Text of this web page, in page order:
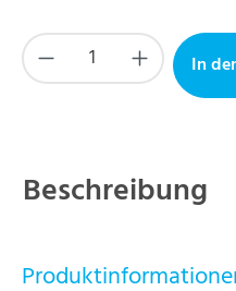
Produkt Anzahl: Gib
In
Beschreibung